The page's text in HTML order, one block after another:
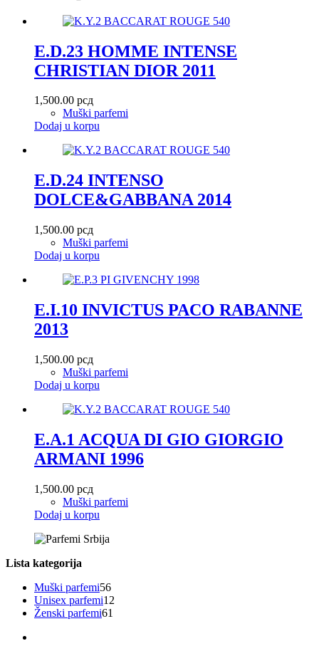
E.D.23 HOMME INTENSE
CHRISTIAN DIOR 2011
1,500.00 рсд
Muški parfemi
Dodaj u korpu
E.D.24 INTENSO
DOLCE&GABBANA 2014
1,500.00 рсд
Muški parfemi
Dodaj u korpu
E.I.10 INVICTUS PACO RABANNE
2013
1,500.00 рсд
Muški parfemi
Dodaj u korpu
E.A.1 ACQUA DI GIO GIORGIO
ARMANI 1996
1,500.00 рсд
Muški parfemi
Dodaj u korpu
Lista kategorija
Muški parfemi5656
proizvoda
Unisex parfemi12
Ženski parfemi61